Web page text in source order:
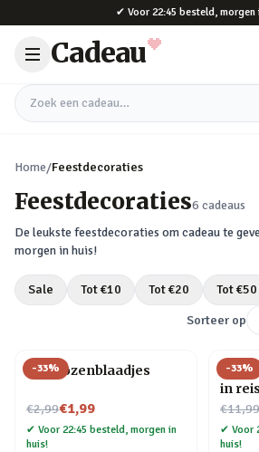
✔ Voor 22:45 besteld, morgen
Cadeau
Zoek een cadeau
Home/Feestdecoraties
Feestdecoraties6 cadeaus
De leukste feestdecoraties om cadeau te
morgen in huis!
Sale Tot €10 Tot €20 Tot €50
Sorteer op
-33%
Nep rozenblaadjes
€2,99
Nu voor€1,99
✔ Voor 22:45 besteld, morgen in
huis!
-33%
in
€11,99
Nu
✔ Voor
huis!